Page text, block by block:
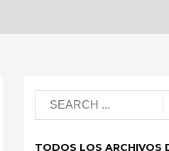
TODOS LOS ARCHIVOS